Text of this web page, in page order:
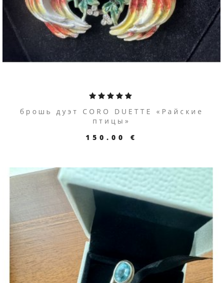
брошь дуэт CORO DUETTE «Райские
птицы»
150.00 €